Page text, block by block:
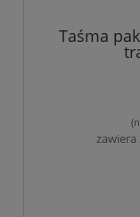
Taśma
zawiera